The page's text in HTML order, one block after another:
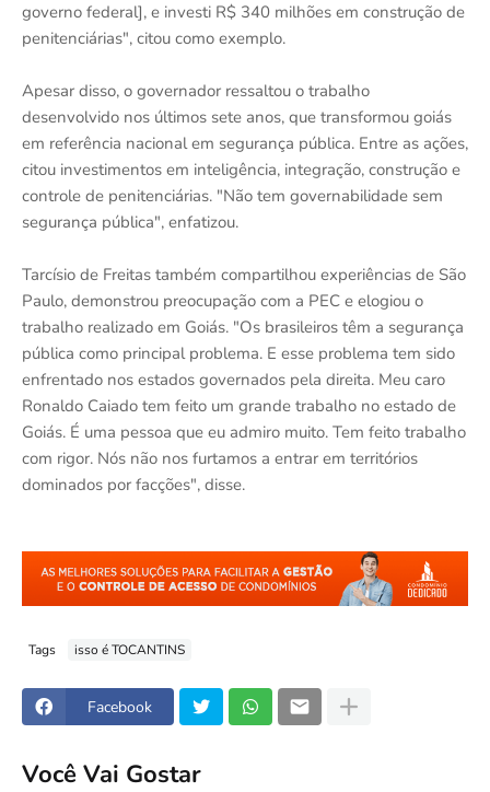
governo federal], e investi R$ 340 milhões em construção de
penitenciárias", citou como exemplo.
Apesar disso, o governador ressaltou o trabalho
desenvolvido nos últimos sete anos, que transformou goiás
em referência nacional em segurança pública. Entre as ações,
citou investimentos em inteligência, integração, construção e
controle de penitenciárias. "Não tem governabilidade sem
segurança pública", enfatizou.
Tarcísio de Freitas também compartilhou experiências de São
Paulo, demonstrou preocupação com a PEC e elogiou o
trabalho realizado em Goiás. "Os brasileiros têm a segurança
pública como principal problema. E esse problema tem sido
enfrentado nos estados governados pela direita. Meu caro
Ronaldo Caiado tem feito um grande trabalho no estado de
Goiás. É uma pessoa que eu admiro muito. Tem feito trabalho
com rigor. Nós não nos furtamos a entrar em territórios
dominados por facções", disse.
Tags isso é TOCANTINS
Facebook
Você Vai Gostar